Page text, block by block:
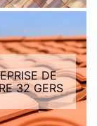
DE
32 GERS